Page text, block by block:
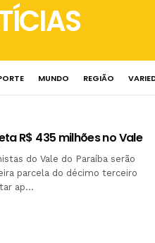
MUNDO REGIÃO
R$ 435 milhões no Vale
do Vale do Paraíba serão
parcela do décimo terceiro
ap…